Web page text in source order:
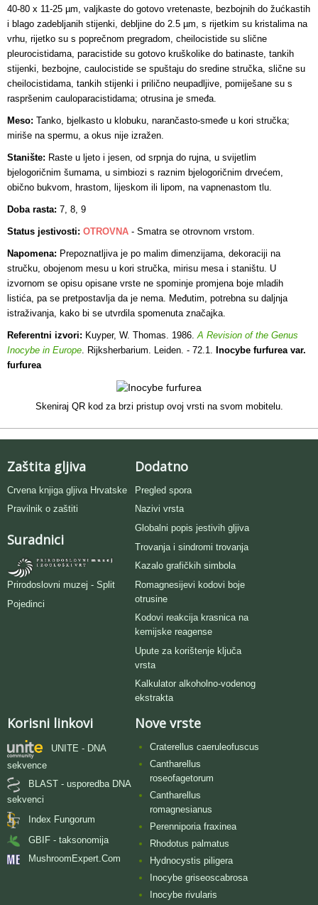
40-80 x 11-25 µm, valjkaste do gotovo vretenaste, bezbojnih do žućkastih
i blago zadebljanih stijenki, debljine do 2.5 µm, s rijetkim su kristalima na
vrhu, rijetko su s poprečnom pregradom, cheilocistide su slične
pleurocistidama, paracistide su gotovo kruškolike do batinaste, tankih
stijenki, bezbojne, caulocistide se spuštaju do sredine stručka, slične su
cheilocistidama, tankih stijenki i prilično neupadljive, pomiješane su s
raspršenim cauloparacistidama; otrusina je smeđa.
Meso: Tanko, bjelkasto u klobuku, narančasto-smeđe u kori stručka;
miriše na spermu, a okus nije izražen.
Stanište: Raste u ljeto i jesen, od srpnja do rujna, u svijetlim
bjelogoričnim šumama, u simbiozi s raznim bjelogoričnim drvećem,
obično bukvom, hrastom, lijeskom ili lipom, na vapnenastom tlu.
Doba rasta: 7, 8, 9
Status jestivosti: OTROVNA - Smatra se otrovnom vrstom.
Napomena: Prepoznatljiva je po malim dimenzijama, dekoraciji na
stručku, obojenom mesu u kori stručka, mirisu mesa i staništu. U
izvornom se opisu opisane vrste ne spominje promjena boje mladih
listića, pa se pretpostavlja da je nema. Međutim, potrebna su daljnja
istraživanja, kako bi se utvrdila spomenuta značajka.
Referentni izvori: Kuyper, W. Thomas. 1986.A Revision of the Genus
Inocybe in Europe. Rijksherbarium. Leiden. - 72.1. Inocybe furfurea var.
furfurea
Skeniraj QR kod za brzi pristup ovoj vrsti na svom mobitelu.
Zaštita gljiva
Crvena knjiga gljiva Hrvatske
Pravilnik o zaštiti
Suradnici
Prirodoslovni muzej - Split
Pojedinci
Dodatno
Pregled spora
Nazivi vrsta
Globalni popis jestivih gljiva
Trovanja i sindromi trovanja
Kazalo grafičkih simbola
Romagnesijevi kodovi boje
otrusine
Kodovi reakcija krasnica na
kemijske reagense
Upute za korištenje ključa
vrsta
Kalkulator alkoholno-vodenog
ekstrakta
Korisni linkovi
UNITE - DNA
sekvence
BLAST - usporedba DNA
sekvenci
Index Fungorum
GBIF - taksonomija
MushroomExpert.Com
Nove vrste
Craterellus caeruleofuscus
Cantharellus
roseofagetorum
Cantharellus
romagnesianus
Perenniporia fraxinea
Rhodotus palmatus
Hydnocystis piligera
Inocybe griseoscabrosa
Inocybe rivularis